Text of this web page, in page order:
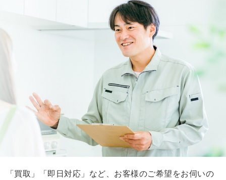
「買取」「即日対応」など、お客様のご希望をお伺いの